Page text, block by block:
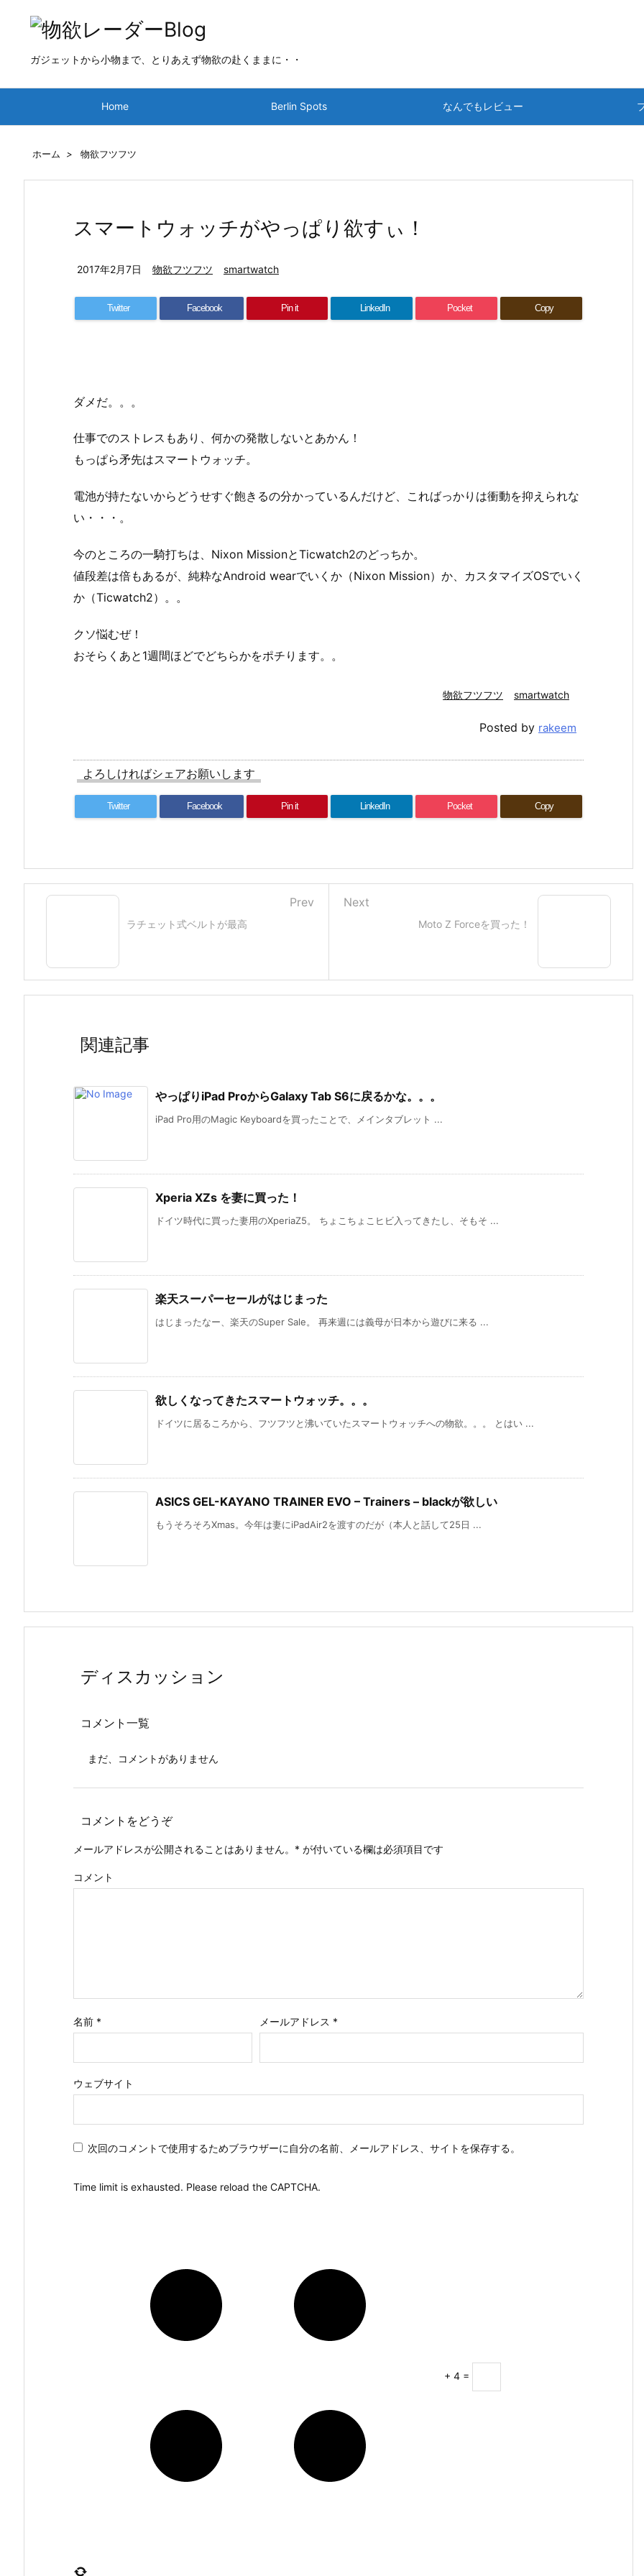
ガジェットから小物まで、とりあえず物欲の赴くままに・・
Home Berlin Spots なんでもレビュー
ホーム > 物欲フツフツ
スマートウォッチがやっぱり欲すぃ！
2017年2月7日 物欲フツフツ smartwatch
Twitter Facebook Pin it LinkedIn Pocket Copy
ダメだ。。。
仕事でのストレスもあり、何かの発散しないとあかん！
もっぱら矛先はスマートウォッチ。
電池が持たないからどうせすぐ飽きるの分かっているんだけど、こればっかりは衝動を抑えられな
い・・・。
今のところの一騎打ちは、Nixon MissionとTicwatch2のどっちか。
値段差は倍もあるが、純粋なAndroid wearでいくか（Nixon Mission）か、カスタマイズOSでいく
か（Ticwatch2）。。
クソ悩むぜ！
おそらくあと1週間ほどでどちらかをポチります。。
物欲フツフツ smartwatch
Posted by rakeem
よろしければシェアお願いします
Twitter Facebook Pin it LinkedIn Pocket Copy
Moto Z Forceを買った！
Next
ラチェット式ベルトが最高
Prev
関連記事
やっぱりiPad ProからGalaxy Tab S6に戻るかな。。。
iPad Pro用のMagic Keyboardを買ったことで、メインタブレット ...
Xperia XZs を妻に買った！
ドイツ時代に買った妻用のXperiaZ5。 ちょこちょこヒビ入ってきたし、そもそ ...
楽天スーパーセールがはじまった
はじまったなー、楽天のSuper Sale。 再来週には義母が日本から遊びに来る ...
欲しくなってきたスマートウォッチ。。。
ドイツに居るころから、フツフツと沸いていたスマートウォッチへの物欲。。。 とはい ...
ASICS GEL-KAYANO TRAINER EVO – Trainers – blackが欲しい
もうそろそろXmas。今年は妻にiPadAir2を渡すのだが（本人と話して25日 ...
ディスカッション
コメント一覧
まだ、コメントがありません
コメントをどうぞ
メールアドレスが公開されることはありません。 * が付いている欄は必須項目です
コメント
名前 * メールアドレス *
ウェブサイト
次回のコメントで使用するためブラウザーに自分の名前、メールアドレス、サイトを保存する。
Time limit is exhausted. Please reload the CAPTCHA.
+ 4 =